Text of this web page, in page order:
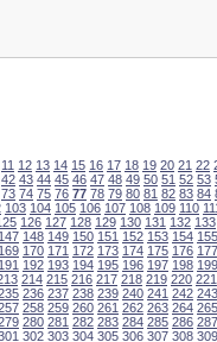
11 12 13 14 15 16 17 18 19 20 21 22
42 43 44 45 46 47 48 49 50 51 52 53
73 74 75 76 77 78 79 80 81 82 83 84
103 104 105 106 107 108 109 110
126 127 128 129 130 131 132 133
147 148 149 150 151 152 153 154 155
169 170 171 172 173 174 175 176 177
191 192 193 194 195 196 197 198 199
214 215 216 217 218 219 220 221
236 237 238 239 240 241 242 243
258 259 260 261 262 263 264 265
280 281 282 283 284 285 286 287
302 303 304 305 306 307 308 309